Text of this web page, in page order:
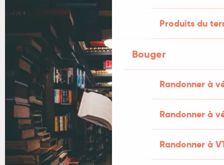
Produits du
Bouger
Randonner à
Randonner à
Randonner à